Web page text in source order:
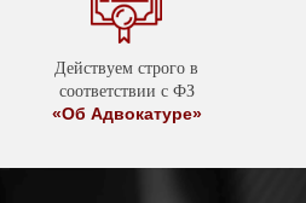
Действуем строго в
соответствии с ФЗ
«Об Адвокатуре»